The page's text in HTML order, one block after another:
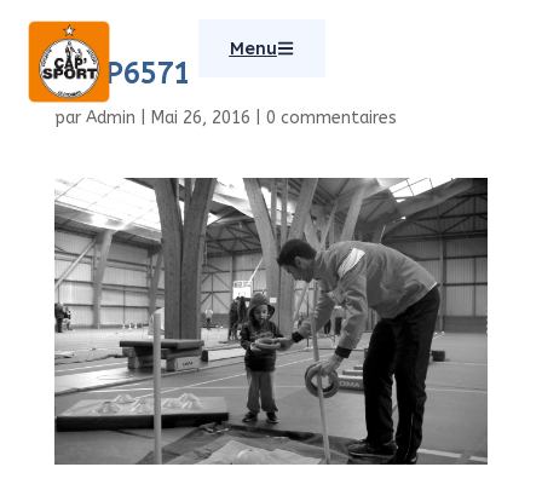
Menu
IMGP6571
par Admin Mai 26, 2016 0 commentaires